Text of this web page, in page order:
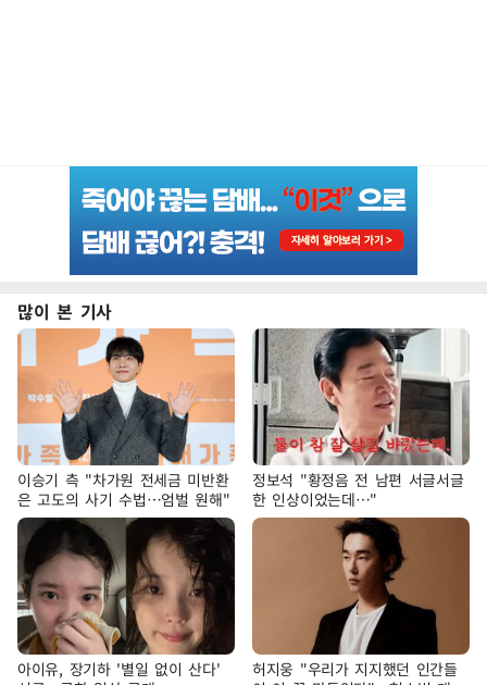
많이 본 기사
이승기 측 "차가원 전세금 미반환
은 고도의 사기 수법…엄벌 원해"
정보석 "황정음 전 남편 서글서글
한 인상이었는데…"
아이유, 장기하 '별일 없이 산다'
허지웅 "우리가 지지했던 인간들